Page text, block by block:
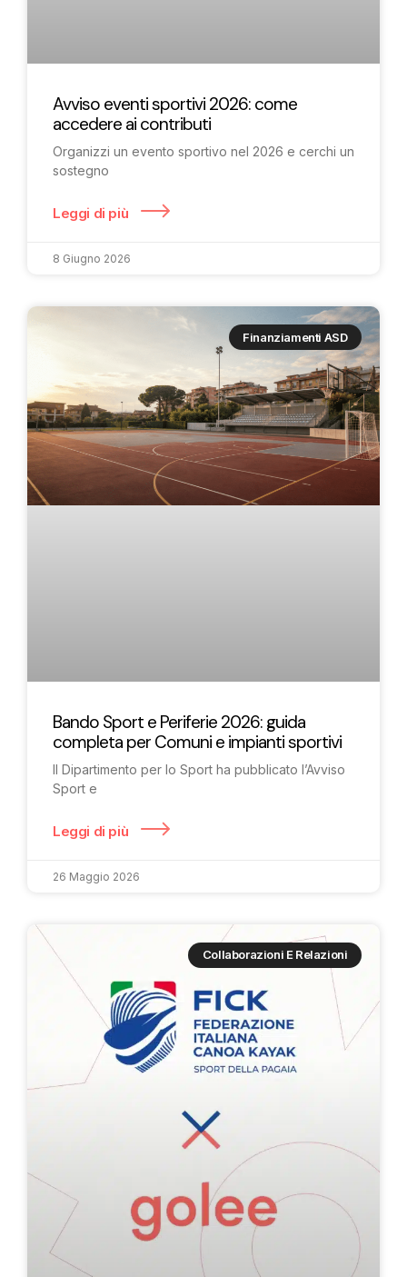
Avviso eventi sportivi 2026: come
accedere ai contributi
Organizzi un evento sportivo nel 2026 e cerchi un
sostegno
Leggi di più
8 Giugno 2026
Finanziamenti ASD
Bando Sport e Periferie 2026: guida
completa per Comuni e impianti sportivi
Il Dipartimento per lo Sport ha pubblicato l’Avviso
Sport e
Leggi di più
26 Maggio 2026
Collaborazioni E Relazioni